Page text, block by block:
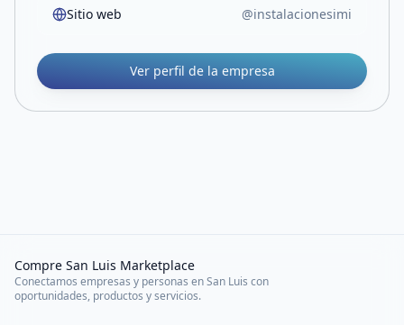
Sitio web @instalacionesimi
Ver perfil de la empresa
Compre San Luis Marketplace
Conectamos empresas y personas en San Luis con
oportunidades, productos y servicios.